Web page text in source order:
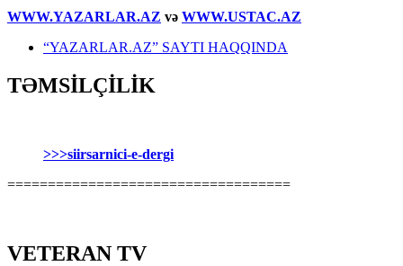
WWW.YAZARLAR.AZ və WWW.USTAC.AZ
“YAZARLAR.AZ” SAYTI HAQQINDA
TƏMSİLÇİLİK
>>>siirsarnici-e-dergi
===================================
VETERAN TV